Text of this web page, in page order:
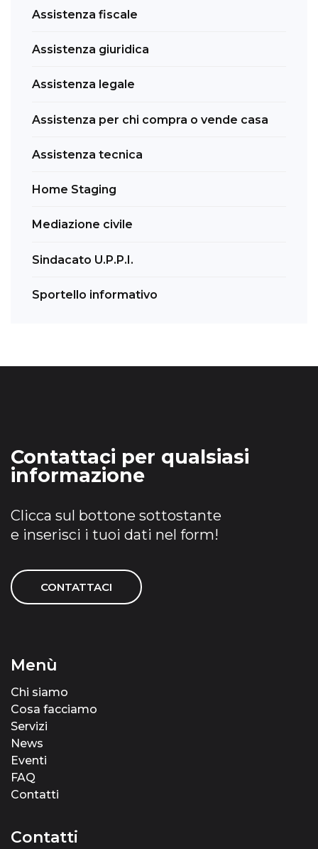
Assistenza fiscale
Assistenza giuridica
Assistenza legale
Assistenza per chi compra o vende casa
Assistenza tecnica
Home Staging
Mediazione civile
Sindacato U.P.P.I.
Sportello informativo
Contattaci per qualsiasi
informazione
Clicca sul bottone sottostante
e inserisci i tuoi dati nel form!
CONTATTACI
Menù
Chi siamo
Cosa facciamo
Servizi
News
Eventi
FAQ
Contatti
Contatti